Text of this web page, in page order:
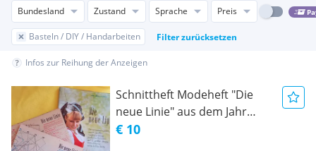
Bundesland Zustand Sprache Preis
Basteln / DIY / Handarbeiten Filter zurücksetzen
Infos zur Reihung der Anzeigen
Schnittheft Modeheft "Die
neue Linie" aus dem Jahr
1967 - Nr. 25/67 - incl.
€ 10